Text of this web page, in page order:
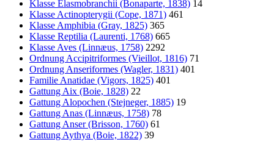
Klasse Elasmobranchii (Bonaparte, 1838) 14
Klasse Actinopterygii (Cope, 1871) 461
Klasse Amphibia (Gray, 1825) 365
Klasse Reptilia (Laurenti, 1768) 665
Klasse Aves (Linnæus, 1758) 2292
Ordnung Accipitriformes (Vieillot, 1816) 71
Ordnung Anseriformes (Wagler, 1831) 401
Familie Anatidae (Vigors, 1825) 401
Gattung Aix (Boie, 1828) 22
Gattung Alopochen (Stejneger, 1885) 19
Gattung Anas (Linnæus, 1758) 78
Gattung Anser (Brisson, 1760) 61
Gattung Aythya (Boie, 1822) 39